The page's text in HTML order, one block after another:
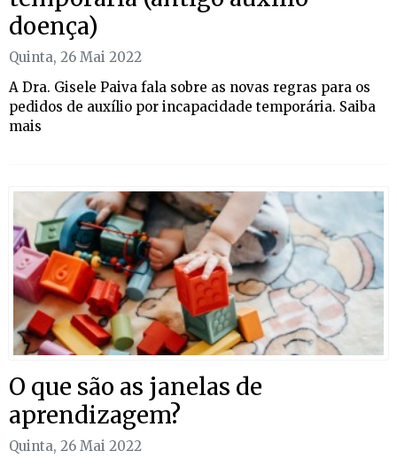
doença)
Quinta, 26 Mai 2022
A Dra. Gisele Paiva fala sobre as novas regras para os
pedidos de auxílio por incapacidade temporária. Saiba
mais
O que são as janelas de
aprendizagem?
Quinta, 26 Mai 2022